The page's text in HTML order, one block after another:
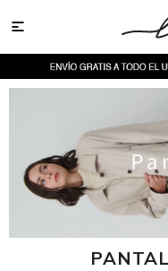
